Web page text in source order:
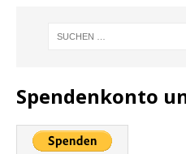
Spendenkonto